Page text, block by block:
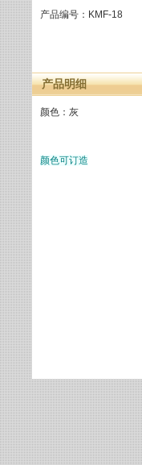
产品编号：KMF-18
产品明细
颜色：灰
颜色可订造